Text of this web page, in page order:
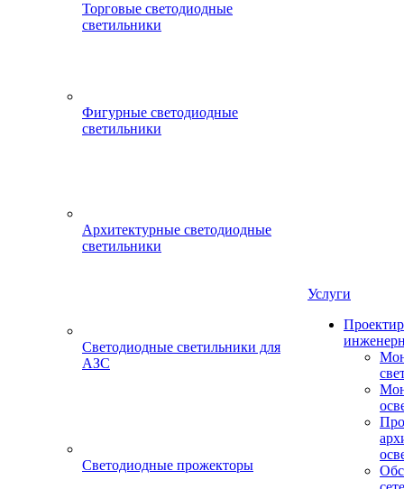
Торговые светодиодные
светильники
Фигурные светодиодные
светильники
Архитектурные светодиодные
светильники
Светодиодные светильники для
АЗС
Светодиодные прожекторы
Услуги